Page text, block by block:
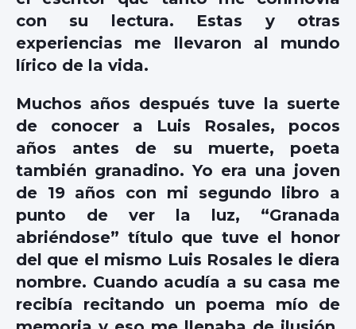
con su lectura. Estas y otras
experiencias me llevaron al mundo
lírico de la vida.
Muchos años después tuve la suerte
de conocer a Luis Rosales, pocos
años antes de su muerte, poeta
también granadino. Yo era una joven
de 19 años con mi segundo libro a
punto de ver la luz, “Granada
abriéndose” título que tuve el honor
del que el mismo Luis Rosales le diera
nombre. Cuando acudía a su casa me
recibía recitando un poema mío de